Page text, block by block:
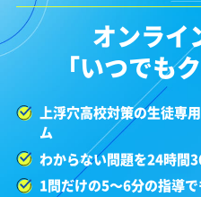
オンライ
「いつでも
上浮穴高校対策の生徒専
ム
わからない問題を24時間
1問だけの5～6分の指導